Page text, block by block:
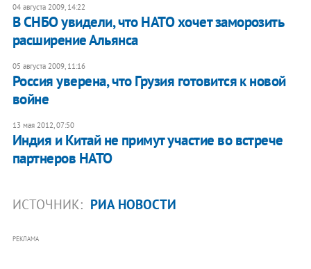
04 августа 2009, 14:22
В СНБО увидели, что НАТО хочет заморозить
расширение Альянса
05 августа 2009, 11:16
Россия уверена, что Грузия готовится к новой
войне
13 мая 2012, 07:50
Индия и Китай не примут участие во встрече
партнеров НАТО
ИСТОЧНИК: РИА НОВОСТИ
РЕКЛАМА